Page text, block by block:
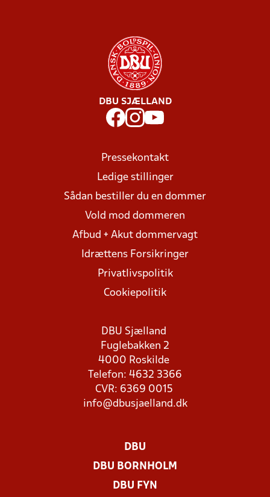
DBU SJÆLLAND
Pressekontakt
Ledige stillinger
Sådan bestiller du en dommer
Vold mod dommeren
Afbud + Akut dommervagt
Idrættens Forsikringer
Privatlivspolitik
Cookiepolitik
DBU Sjælland
Fuglebakken 2
4000 Roskilde
Telefon: 4632 3366
CVR: 6369 0015
info@dbusjaelland.dk
DBU
DBU BORNHOLM
DBU FYN